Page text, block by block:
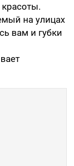
на улицах
вам и губки